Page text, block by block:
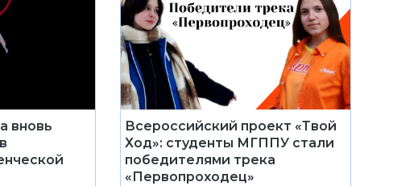
вновь
Всероссийский проект «Твой
Ход»: студенты МГППУ стали
победителями трека
«Первопроходец»